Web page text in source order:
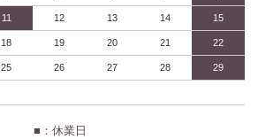
11 12 13 14 15
18 19 20 21 22
25 26 27 28 29
■：休業日